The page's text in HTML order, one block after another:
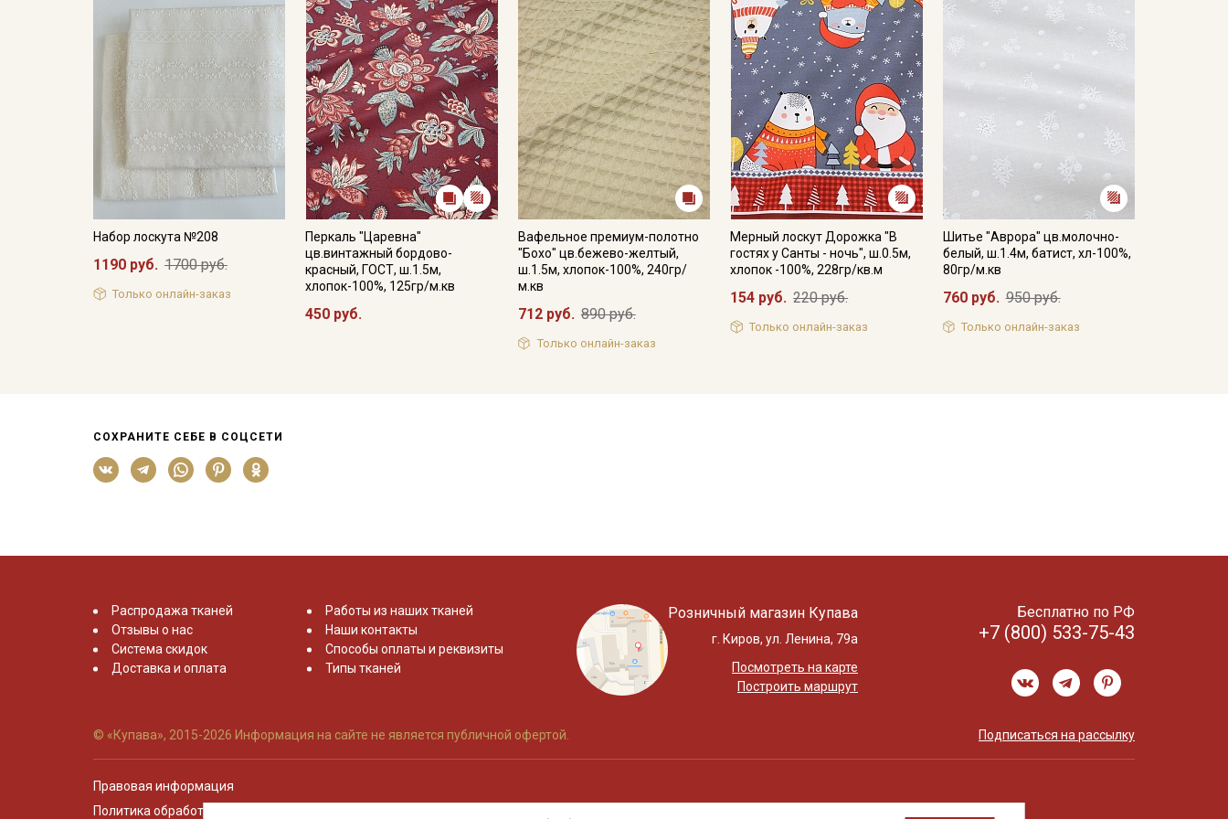
Набор лоскута №208
1190 руб. 1700 руб.
Только онлайн-заказ
Перкаль "Царевна"
цв.винтажный бордово-
красный, ГОСТ, ш.1.5м,
хлопок-100%, 125гр/м.кв
450 руб.
Вафельное премиум-полотно
"Бохо" цв.бежево-желтый,
ш.1.5м, хлопок-100%, 240гр/
м.кв
712 руб. 890 руб.
Только онлайн-заказ
Мерный лоскут Дорожка "В
гостях у Санты - ночь", ш.0.5м,
хлопок -100%, 228гр/кв.м
154 руб. 220 руб.
Только онлайн-заказ
Шитье "Аврора" цв.молочно-
белый, ш.1.4м, батист, хл-100%,
80гр/м.кв
760 руб. 950 руб.
Только онлайн-заказ
СОХРАНИТЕ СЕБЕ В СОЦСЕТИ
Распродажа тканей
Отзывы о нас
Система скидок
Доставка и оплата
Работы из наших тканей
Наши контакты
Способы оплаты и реквизиты
Типы тканей
Розничный магазин Купава
г. Киров, ул. Ленина, 79а
Посмотреть на карте
Построить маршрут
Бесплатно по РФ
+7 (800) 533-75-43
© «Купава», 2015-2026 Информация на сайте не является публичной офертой. Подписаться на рассылку
Правовая информация
Политика обработки персональных данных